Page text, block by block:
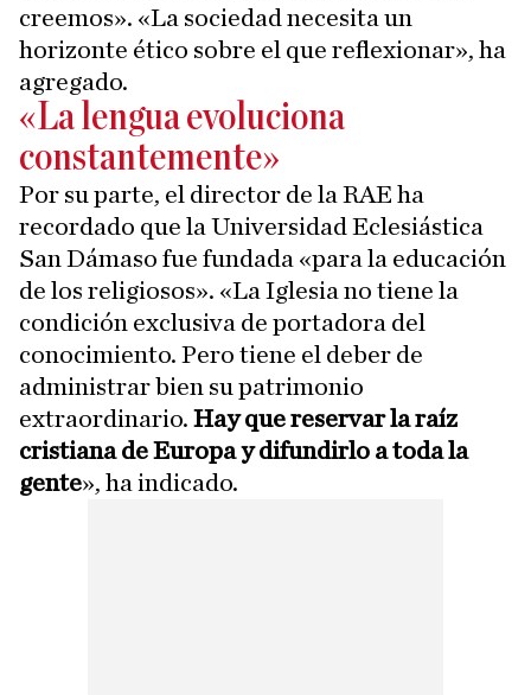
creemos». «La sociedad necesita un
horizonte ético sobre el que reflexionar», ha
agregado.
«La lengua evoluciona
constantemente»
Por su parte, el director de la RAE ha
recordado que la Universidad Eclesiástica
San Dámaso fue fundada «para la educación
de los religiosos». «La Iglesia no tiene la
condición exclusiva de portadora del
conocimiento. Pero tiene el deber de
administrar bien su patrimonio
extraordinario. Hay que reservar la raíz
cristiana de Europa y difundirlo a toda la
gente», ha indicado.